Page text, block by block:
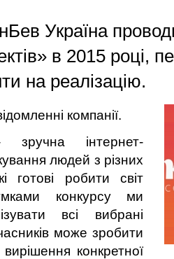
Україна
в 2015 році,
на реалізацію.
компанії.
інтернет-
людей з різних
готові робити світ
конкурсу ми
всі вибрані
може зробити
конкретної